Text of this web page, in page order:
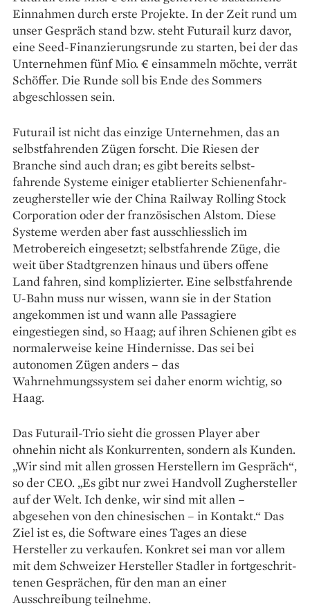
Einnahmen durch erste Projekte. In der Zeit rund um
unser Gespräch stand bzw. steht Futurail kurz davor,
eine Seed-Finanzierungsrunde zu starten, bei der das
Unternehmen fünf Mio. € einsammeln möchte, verrät
Schöffer. Die Runde soll bis Ende des Sommers
abgeschlossen sein.
Futurail ist nicht das ­einzige Unternehmen, das an
selbst­fahrenden Zügen forscht. Die ­Riesen der
Branche sind auch dran; es gibt ­bereits selbst­
fahrende ­Systeme ­einiger etablierter Schienen­fahr­
zeughersteller wie der China Railway Rolling Stock
Corporation oder der französischen Alstom. Diese
Systeme werden aber fast ­ausschliesslich im
Metrobereich eingesetzt; selbstfahrende Züge, die
weit über Stadtgrenzen hinaus und übers offene
Land fahren, sind ­komplizierter. Eine selbstfahrende
U-Bahn muss nur wissen, wann sie in der Station
angekommen ist und wann alle Passagiere
eingestiegen sind, so Haag; auf ihren Schienen gibt es
normalerweise keine Hindernisse. Das sei bei
autonomen Zügen anders – das
Wahrnehmungssystem sei daher enorm wichtig, so
Haag.
Das Futurail-Trio sieht die grossen Player aber
ohnehin nicht als Konkurrenten, sondern als Kunden.
„Wir sind mit allen grossen Herstellern im Gespräch“,
so der CEO. „Es gibt nur zwei Handvoll Zughersteller
auf der Welt. Ich denke, wir sind mit allen –
abgesehen von den chinesischen – in Kontakt.“ Das
Ziel ist es, die Software eines Tages an diese
Hersteller zu verkaufen. Konkret sei man vor allem
mit dem Schweizer Hersteller Stadler in fortgeschrit­
tenen Gesprächen, für den man an einer
Ausschreibung teilnehme.